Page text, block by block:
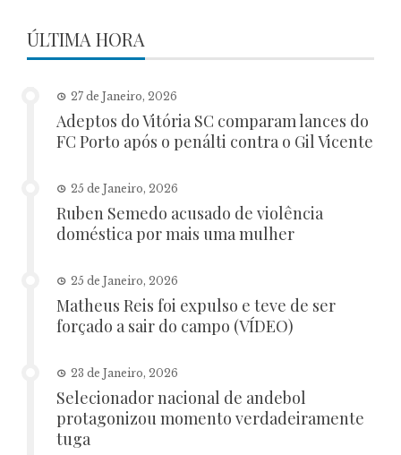
ÚLTIMA HORA
27 de Janeiro, 2026
Adeptos do Vitória SC comparam lances do
FC Porto após o penálti contra o Gil Vicente
25 de Janeiro, 2026
Ruben Semedo acusado de violência
doméstica por mais uma mulher
25 de Janeiro, 2026
Matheus Reis foi expulso e teve de ser
forçado a sair do campo (VÍDEO)
23 de Janeiro, 2026
Selecionador nacional de andebol
protagonizou momento verdadeiramente
tuga